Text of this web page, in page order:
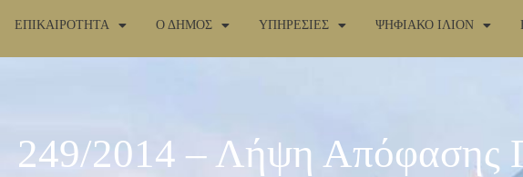
ΕΠΙΚΑΙΡΟΤΗΤΑ Ο ΔΗΜΟΣ ΥΠΗΡΕΣΙΕΣ ΨΗΦΙΑΚΟ ΙΛΙΟΝ
249/2014 – Λήψη Απόφασης